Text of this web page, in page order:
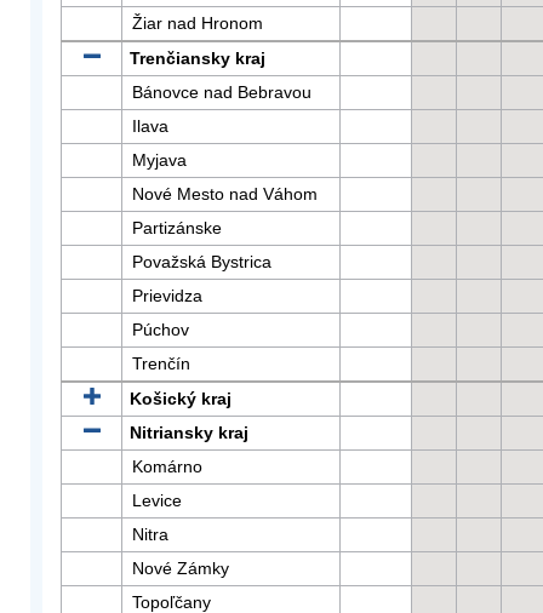
Žiar nad Hronom
Trenčiansky kraj
Bánovce nad Bebravou
Ilava
Myjava
Nové Mesto nad Váhom
Partizánske
Považská Bystrica
Prievidza
Púchov
Trenčín
Košický kraj
Nitriansky kraj
Komárno
Levice
Nitra
Nové Zámky
Topoľčany